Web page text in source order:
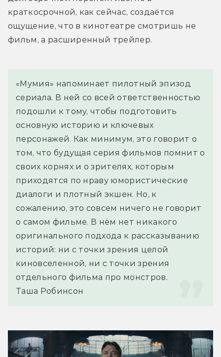
краткосрочной, как сейчас, создаётся
ощущение, что в кинотеатре смотришь не
фильм, а расширенный трейлер.
«Мумия» напоминает пилотный эпизод
сериала. В ней со всей ответственностью
подошли к тому, чтобы подготовить
основную историю и ключевых
персонажей. Как минимум, это говорит о
том, что будущая серия фильмов помнит о
своих корнях и о зрителях, которым
приходятся по нраву юмористические
диалоги и плотный экшен. Но, к
сожалению, это совсем ничего не говорит
о самом фильме. В нём нет никакого
оригинального подхода к рассказыванию
историй: ни с точки зрения целой
киновселенной, ни с точки зрения
отдельного фильма про монстров.
Таша Робинсон